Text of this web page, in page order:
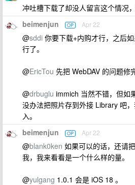
冲吐槽下载了却没人留言这个情况
beimenjun OP Apr 22
@sddi 你要下载+内购才行，之后
行了。
@EricTou 先把 WebDAV 的问题修
@drbuglu immich 当然不错，但如
没办法把照片存到外接 Library 吧
入。
beimenjun OP Apr 22
@blank0ken 如果可以的话，还请
我，我来看看是一个什么样的量。
@yulgang 1.0.1 会是 iOS 18 。